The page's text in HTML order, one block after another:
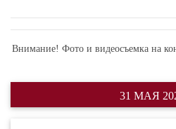
Внимание! Фото и видеосъемка на
31 МАЯ